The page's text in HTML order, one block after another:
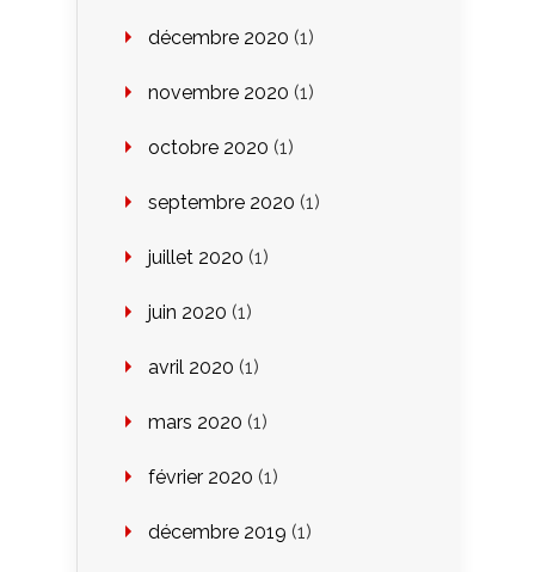
décembre 2020 (1)
novembre 2020 (1)
octobre 2020 (1)
septembre 2020 (1)
juillet 2020 (1)
juin 2020 (1)
avril 2020 (1)
mars 2020 (1)
février 2020 (1)
décembre 2019 (1)